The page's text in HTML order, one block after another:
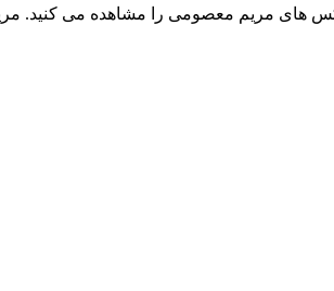
های مریم معصومی را مشاهده می